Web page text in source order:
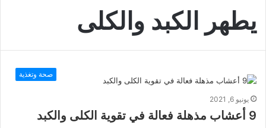
يطهر الكبد والكلى
صحة وتغذية
يونيو 6, 2021
9 أعشاب مذهلة فعالة في تقوية الكلى والكبد